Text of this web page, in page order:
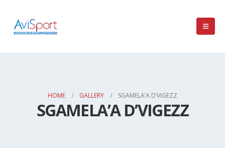
HOME GALLERY SGAMELA’A D’VIGEZZ
SGAMELA’A D’VIGEZZ